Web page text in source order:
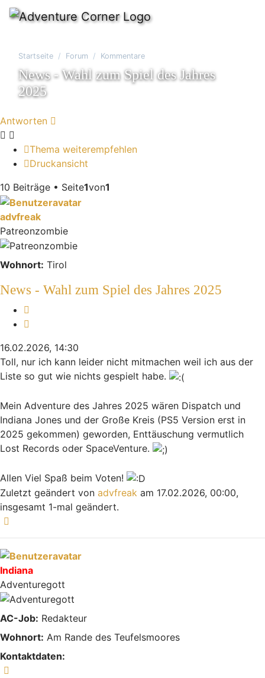
Startseite Forum Kommentare
News - Wahl zum Spiel des Jahres
2025
Antworten
Thema weiterempfehlen
Druckansicht
10 Beiträge • Seite1von1
advfreak
Patreonzombie
Wohnort: Tirol
News - Wahl zum Spiel des Jahres 2025
16.02.2026, 14:30
Toll, nur ich kann leider nicht mitmachen weil ich aus der
Liste so gut wie nichts gespielt habe.
Mein Adventure des Jahres 2025 wären Dispatch und
Indiana Jones und der Große Kreis (PS5 Version erst in
2025 gekommen) geworden, Enttäuschung vermutlich
Lost Records oder SpaceVenture.
Allen Viel Spaß beim Voten!
Zuletzt geändert von advfreak am 17.02.2026, 00:00,
insgesamt 1-mal geändert.
Indiana
Adventuregott
AC-Job: Redakteur
Wohnort: Am Rande des Teufelsmoores
Kontaktdaten: